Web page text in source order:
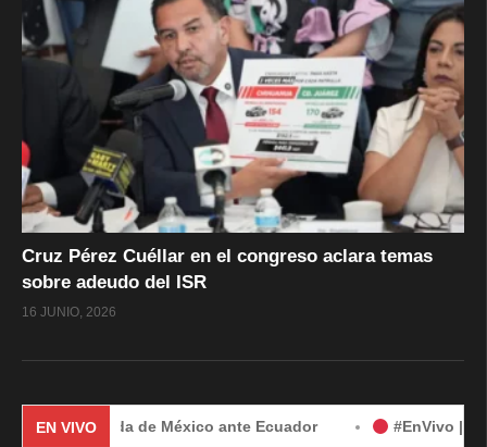
Cruz Pérez Cuéllar en el congreso aclara temas
sobre adeudo del ISR
16 JUNIO, 2026
EN VIVOde México ante Ecuador #EnVivo | Demanda